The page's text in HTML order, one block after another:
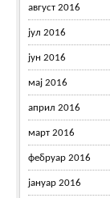
август 2016
јул 2016
јун 2016
мај 2016
април 2016
март 2016
фебруар 2016
јануар 2016